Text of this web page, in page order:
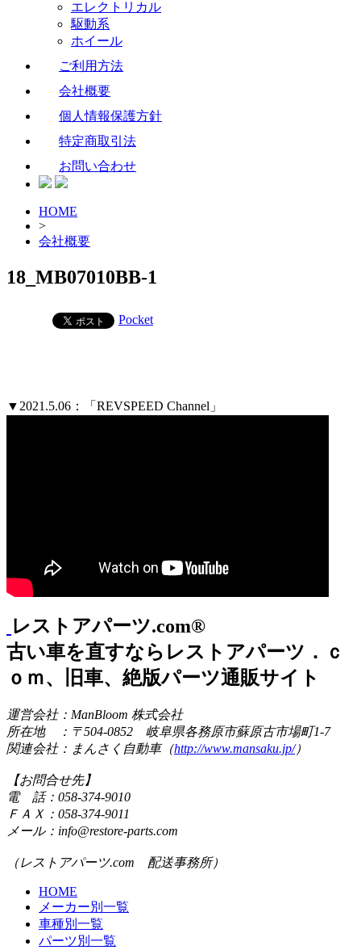
エレクトリカル
駆動系
ホイール
ご利用方法
会社概要
個人情報保護方針
特定商取引法
お問い合わせ
HOME
>
会社概要
18_MB07010BB-1
Pocket
▼2021.5.06：「REVSPEED Channel」
レストアパーツ.com®
古い車を直すならレストアパーツ．ｃ
ｏｍ、旧車、絶版パーツ通販サイト
運営会社：ManBloom 株式会社
所在地 ：〒504-0852 岐阜県各務原市蘇原古市場町1-7
関連会社：まんさく自動車（http://www.mansaku.jp/）
【お問合せ先】
電 話：058-374-9010
ＦＡＸ：058-374-9011
メール：info@restore-parts.com
（レストアパーツ.com 配送事務所）
HOME
メーカー別一覧
車種別一覧
パーツ別一覧